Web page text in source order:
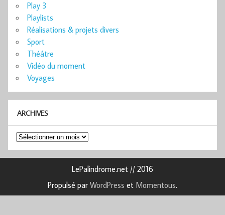
Play 3
Playlists
Réalisations & projets divers
Sport
Théâtre
Vidéo du moment
Voyages
ARCHIVES
Archives
LePalindrome.net // 2016
Propulsé par WordPress et Momentous.